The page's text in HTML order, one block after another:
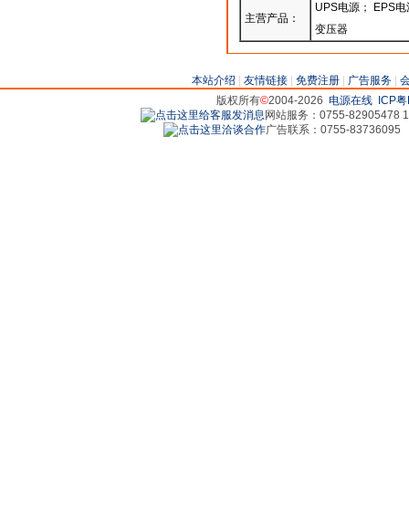
主营产品：
UPS电源； EPS
变压器
本站介绍 友情链接| 免费注册| 广告服务|
版权所有©2004-2026 电源在线
ICP
网站服务：0755-82905478
广告联系：0755-83736095